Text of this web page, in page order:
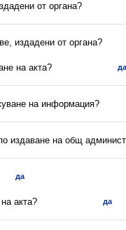
от органа?
издадени от органа?
на акта? да
на информация?
издаване на общ
да
акта? да